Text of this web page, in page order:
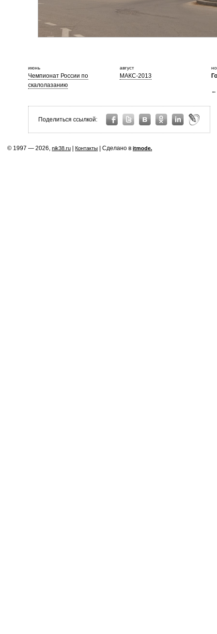
июнь
Чемпионат России по
скалолазанию
август
МАКС-2013
←
Поделиться ссылкой:
© 1997 — 2026, nik38.ru Контакты | Сделано в itmode.